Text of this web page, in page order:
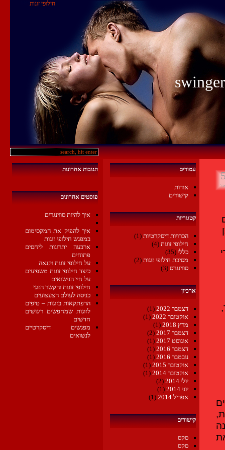
חילופי זוגות
5 עמודים
אודות
קישורים
קטגוריות
הכרויות דיסקרטיות (1)
חילופי זוגות (4)
כללי (35)
מסיבת חילופי זוגות (2)
סווינגרס (3)
ארכיון
דצמבר 2022
(1)
אוקטובר 2022
(1)
מרץ 2018
(1)
דצמבר 2017
(2)
אוגוסט 2017
(1)
דצמבר 2016
(1)
נובמבר 2016
(1)
אוקטובר 2015
(1)
אוקטובר 2014
(1)
יולי 2014
(2)
יוני 2014
(1)
אפריל 2014
(1)
קישורים
סקס
סקס
תגובות אחרונות
פוסטים אחרונים
איך להיות סווינגרים
איך להפיק את המקסימום
במפגש חילופי זוגות
ארבעה יתרונות ליחסים
פתוחים
על חילופי זוגות וקנאה
כיצד חילופי זוגות משפיעים
על חיי הנישואים
חילופי זוגות והקשר הזוגי
כניסה לעולם הצעצועים
הרפתקאות בזוגות – טיפים
לזוגות שמחפשים ריגושים
חדשים
מפגשים דיסקרטיים
לנשואים